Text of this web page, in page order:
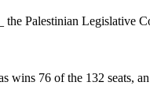
the Palestinian Legislative
wins 76 of the 132 seats,